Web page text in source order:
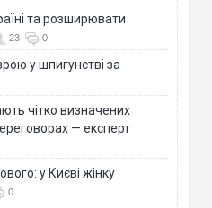
та розширювати
23 0
у шпигунстві за
чітко визначених
— експерт
у Києві жінку
0